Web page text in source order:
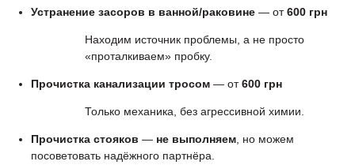
Устранение засоров в ванной/раковине— от600 грн
Находим источник проблемы, а не просто
«проталкиваем» пробку.
Прочистка канализации тросом— от600 грн
Только механика, без агрессивной химии.
Прочистка стояков — не выполняем, но можем
посоветовать надёжного партнёра.